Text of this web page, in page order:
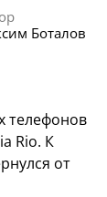
Боталов
телефонов
Rio. К
от